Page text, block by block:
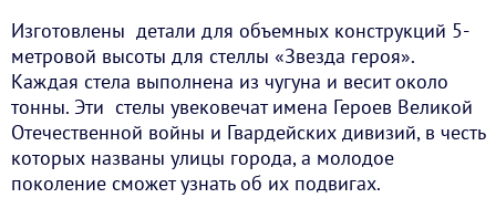
Изготовлены детали для объемных конструкций 5-
метровой высоты для стеллы «Звезда героя».
Каждая стела выполнена из чугуна и весит около
тонны. Эти стелы увековечат имена Героев Великой
Отечественной войны и Гвардейских дивизий, в честь
которых названы улицы города, а молодое
поколение сможет узнать об их подвигах.